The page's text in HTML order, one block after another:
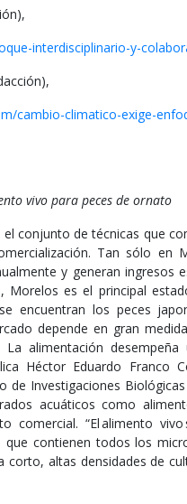
interdisciplinario-y-
cambio-climatico-exige-
vivo para peces de ornato
conjunto de técnicas que
Tan sólo en
y generan ingresos
Morelos es el principal
encuentran los peces
depende en gran
alimentación
Héctor Eduardo
de Investigaciones
acuáticos como
comercial. “El alimento
que contienen todos los
corto, altas densidades de